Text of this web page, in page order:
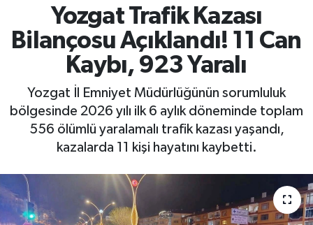
Yozgat Trafik Kazası
Bilançosu Açıklandı! 11 Can
Kaybı, 923 Yaralı
Yozgat İl Emniyet Müdürlüğünün sorumluluk
bölgesinde 2026 yılı ilk 6 aylık döneminde toplam
556 ölümlü yaralamalı trafik kazası yaşandı,
kazalarda 11 kişi hayatını kaybetti.